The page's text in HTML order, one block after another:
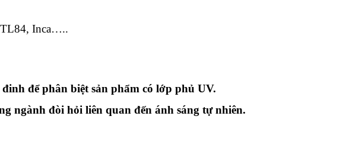
TL84, Inca…..
để phân biệt sản phẩm có lớp phủ UV.
ngành đòi hỏi liên quan đến ánh sáng tự nhiên.